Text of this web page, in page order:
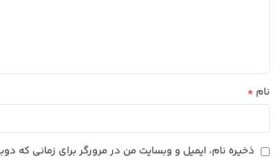
نام *
ذخیره نام، ایمیل و وبسایت من در مرورگر برای زمانی که